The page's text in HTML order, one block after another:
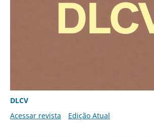
DLCV
Acessar revista
Edição Atual